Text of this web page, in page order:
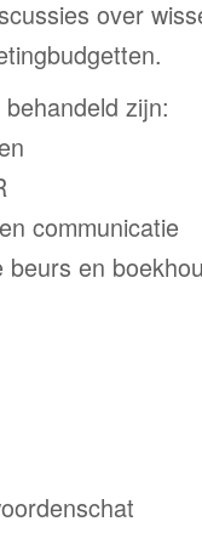
over
zijn:
communicatie
en